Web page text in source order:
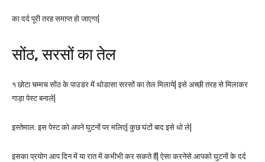
का दर्द पूरी तरह समाप्त हो जाएगा|
सोंठ, सरसों का तेल
१ छोटा चम्मच सोंठ के पाउडर में थोडासा सरसों का तेल मिलाये| इसे अच्छी तरह से मिलाकर
गाड़ा पेस्ट बनाले|
इस्तेमाल: इस पेस्ट को अपने घुटनों पर मलिए| कुछ घंटों बाद इसे धो ले|
इसका प्रयोग आप दिन में या रात में कभीभी कर सकते हैं| ऐसा करनेसे आपको घुटनों के दर्द